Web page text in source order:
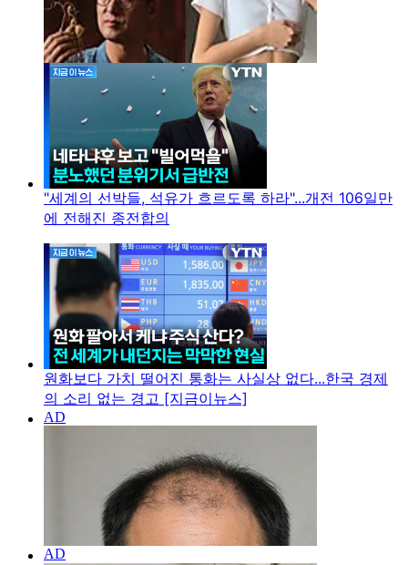
"세계의 선박들, 석유가 흐르도록 하라"...개전 106일만
에 전해진 종전합의
원화보다 가치 떨어진 통화는 사실상 없다...한국 경제
의 소리 없는 경고 [지금이뉴스]